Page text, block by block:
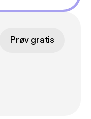
Prøv gratis